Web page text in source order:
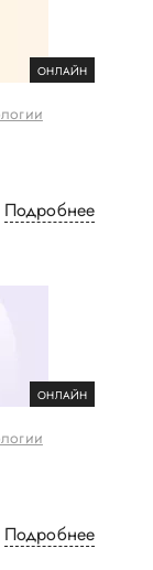
ОНЛАЙН
Подробнее
ОНЛАЙН
Подробнее